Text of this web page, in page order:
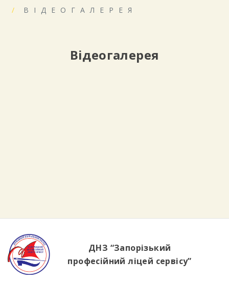
ВІДЕОГАЛЕРЕЯ
Відеогалерея
ДНЗ “Запорізький
професійний ліцей сервісу”